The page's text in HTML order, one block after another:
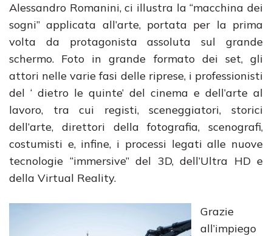
Alessandro Romanini, ci illustra la “macchina dei
sogni” applicata all’arte, portata per la prima
volta da protagonista assoluta sul grande
schermo. Foto in grande formato dei set, gli
attori nelle varie fasi delle riprese, i professionisti
del ‘ dietro le quinte’ del cinema e dell’arte al
lavoro, tra cui registi, sceneggiatori, storici
dell’arte, direttori della fotografia, scenografi,
costumisti e, infine, i processi legati alle nuove
tecnologie “immersive” del 3D, dell’Ultra HD e
della Virtual Reality.
Grazie
all’impiego